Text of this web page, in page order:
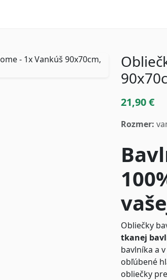
21,90 €
Rozmer:
Obliečky
tkanej
bavlníka a
obľúbené
obliečky